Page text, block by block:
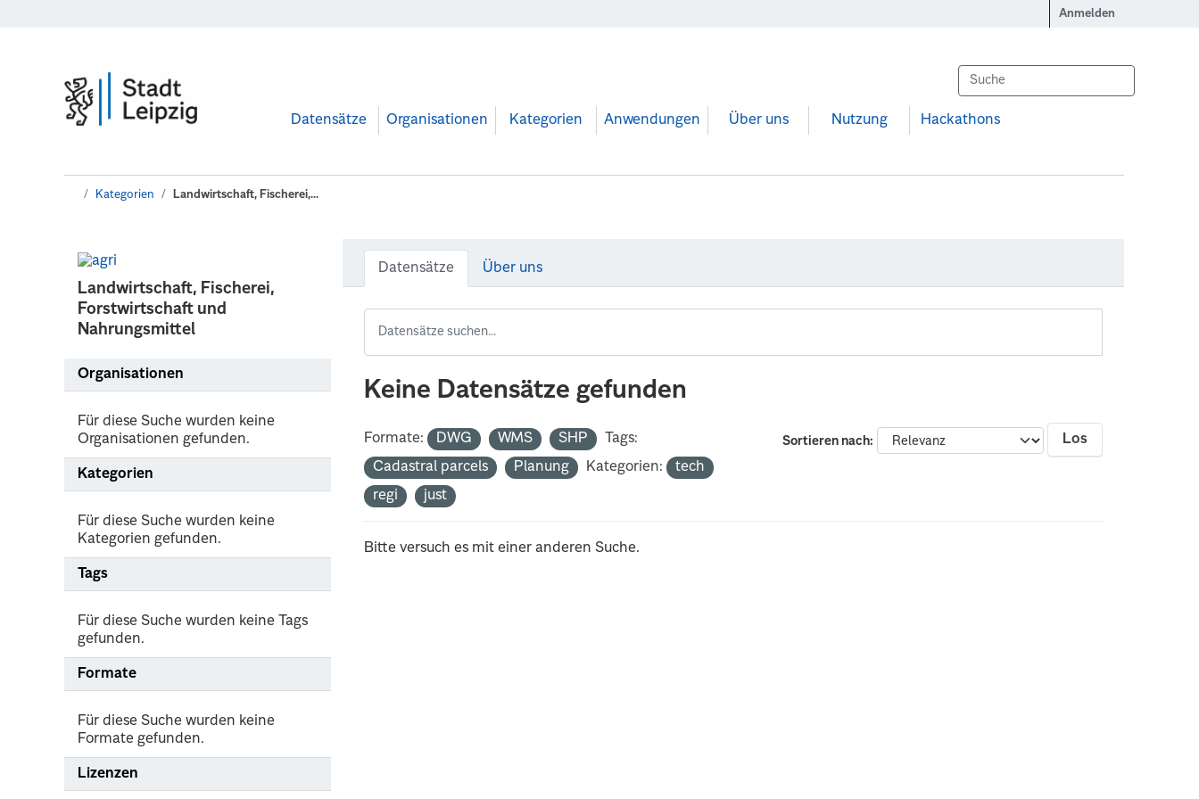
Anmelden
Datensätze Organisationen Kategorien Anwendungen Über uns Nutzung Hackathons
Kategorien Landwirtschaft, Fischerei,...
Landwirtschaft, Fischerei,
Forstwirtschaft und
Nahrungsmittel
Organisationen
Für diese Suche wurden keine
Organisationen gefunden.
Kategorien
Für diese Suche wurden keine
Kategorien gefunden.
Tags
Für diese Suche wurden keine Tags
gefunden.
Formate
Für diese Suche wurden keine
Formate gefunden.
Lizenzen
Datensätze Über uns
Keine Datensätze gefunden
Sortieren nach Los
Formate: DWG WMS SHP
Tags:
Cadastral parcels
Planung Kategorien:
tech
regi
just
Bitte versuch es mit einer anderen Suche.